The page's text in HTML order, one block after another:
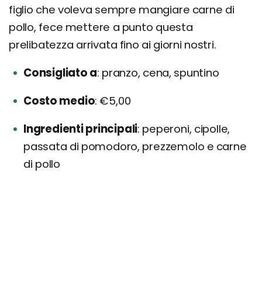
figlio che voleva sempre mangiare carne di
pollo, fece mettere a punto questa
prelibatezza arrivata fino ai giorni nostri.
Consigliato a pranzo, cena, spuntino
Costo medio €5,00
Ingredienti principali peperoni, cipolle,
passata di pomodoro, prezzemolo e carne
di pollo